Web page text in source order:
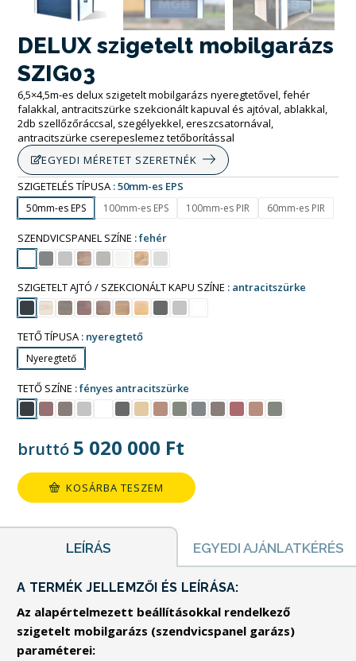
DELUX szigetelt mobilgarázs
SZIG03
6,5×4,5m-es delux szigetelt mobilgarázs nyeregtetővel, fehér
falakkal, antracitszürke szekcionált kapuval és ajtóval, ablakkal,
2db szellőzőráccsal, szegélyekkel, ereszcsatornával,
antracitszürke cserepeslemez tetőborítással
EGYEDI MÉRETET SZERETNÉK
SZIGETELÉS TÍPUSA 50mm-es EPS
50mm-es EPS 100mm-es EPS 100mm-es PIR 60mm-es PIR
SZENDVICSPANEL SZÍNE fehér
SZIGETELT AJTÓ / SZEKCIONÁLT KAPU SZÍNE antracitszürke
TETŐ TÍPUSA nyeregtető
Nyeregtető
TETŐ SZÍNE fényes antracitszürke
bruttó 5 020 000 Ft
KOSÁRBA TESZEM
LEÍRÁS EGYEDI AJÁNLATKÉRÉS
A TERMÉK JELLEMZŐI ÉS LEÍRÁSA:
Az alapértelmezett beállításokkal rendelkező
szigetelt mobilgarázs (szendvicspanel garázs)
paraméterei: